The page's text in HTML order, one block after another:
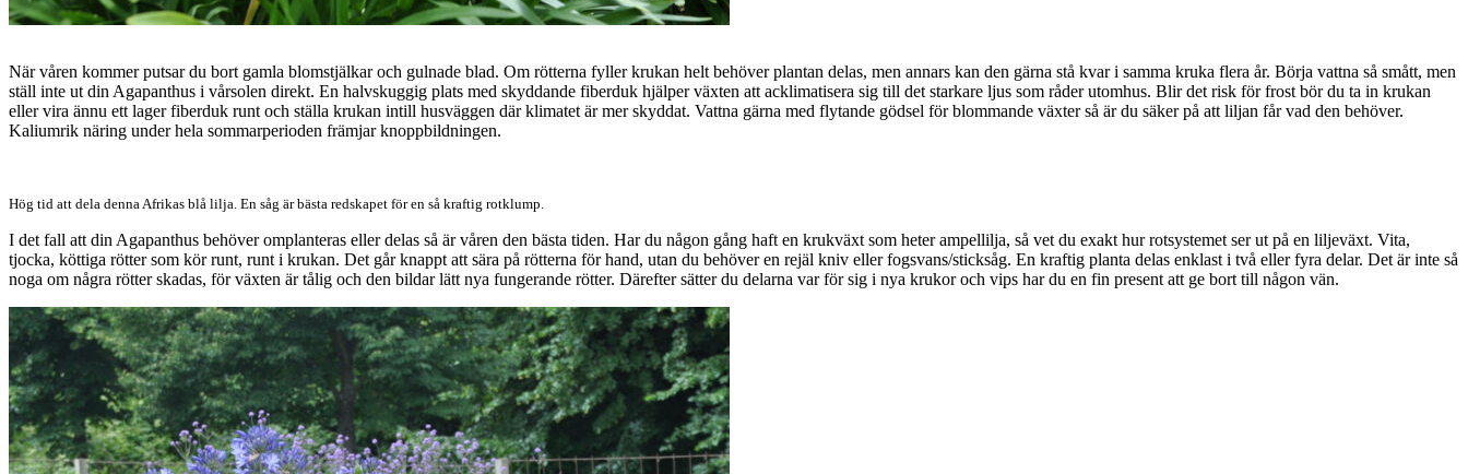
När våren kommer putsar du bort gamla blomstjälkar och gulnade blad. Om rötterna fyller krukan helt behöver plantan delas, men annars kan den gärna stå kvar i samma kruka flera år. Börja vattna så smått, men
ställ inte ut din Agapanthus i vårsolen direkt. En halvskuggig plats med skyddande fiberduk hjälper växten att acklimatisera sig till det starkare ljus som råder utomhus. Blir det risk för frost bör du ta in krukan
eller vira ännu ett lager fiberduk runt och ställa krukan intill husväggen där klimatet är mer skyddat. Vattna gärna med flytande gödsel för blommande växter så är du säker på att liljan får vad den behöver.
Kaliumrik näring under hela sommarperioden främjar knoppbildningen.
Hög tid att dela denna Afrikas blå lilja. En såg är bästa redskapet för en så kraftig rotklump.
I det fall att din Agapanthus behöver omplanteras eller delas så är våren den bästa tiden. Har du någon gång haft en krukväxt som heter ampellilja, så vet du exakt hur rotsystemet ser ut på en liljeväxt. Vita,
tjocka, köttiga rötter som kör runt, runt i krukan. Det går knappt att sära på rötterna för hand, utan du behöver en rejäl kniv eller fogsvans/sticksåg. En kraftig planta delas enklast i två eller fyra delar. Det är inte så
noga om några rötter skadas, för växten är tålig och den bildar lätt nya fungerande rötter. Därefter sätter du delarna var för sig i nya krukor och vips har du en fin present att ge bort till någon vän.